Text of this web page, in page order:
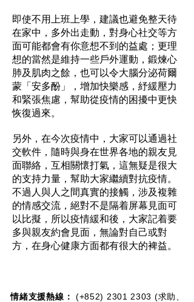
即使不用上班上學，建議也避免整天待
在家中，多外出走動，對身心社交等方
面可能都會有你意想不到的益處；更理
想的當然是維持一些戶外運動，鍛煉心
肺及肌肉之餘，也可以令大腦分泌荷爾
蒙「安多酚」，增加快樂感，紓緩壓力
和緊張焦慮，幫助從疫情的困擾中更快
恢復過來。
另外，在今次疫情中，大家可以通過社
交軟件，隨時與身在世界各地的親友見
面聯絡，互相關懷打氣，這無疑是很大
的支持力量，幫助大家繼續對抗疫情。
不過人與人之間真實的接觸，涉及複雜
的情感交流，絕對不是隔着屏幕見面可
以比擬，所以疫情緩和後，大家記着要
多與親友約會見面，無論對自己或對
方，在身心健康方面都有很大的裨益。
情緒支援熱線：​​ (+852) 2301 2303 (求助、